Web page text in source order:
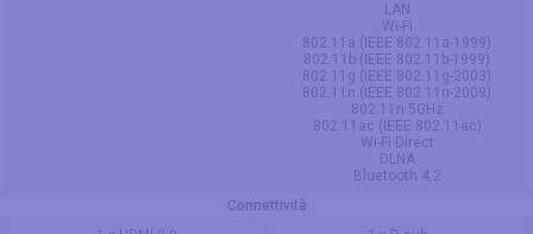
LAN
Wi-Fi
802.11a (IEEE 802.11a-1999)
802.11b (IEEE 802.11b-1999)
802.11g (IEEE 802.11g-2003)
802.11n (IEEE 802.11n-2009)
802.11n 5GHz
802.11ac (IEEE 802.11ac)
Wi-Fi Direct
DLNA
Bluetooth 4.2
Connettività